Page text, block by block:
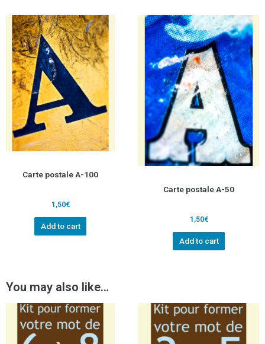
Carte postale A-100
1,50€
Add to cart
Carte postale A-50
1,50€
Add to cart
You may also like…